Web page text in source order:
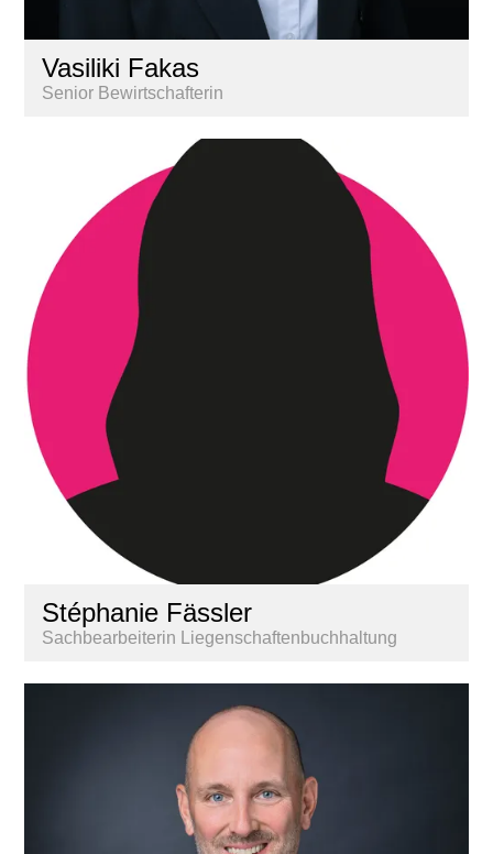
Vasiliki Fakas
Senior Bewirtschafterin
Stéphanie Fässler
Sachbearbeiterin Liegenschaftenbuchhaltung